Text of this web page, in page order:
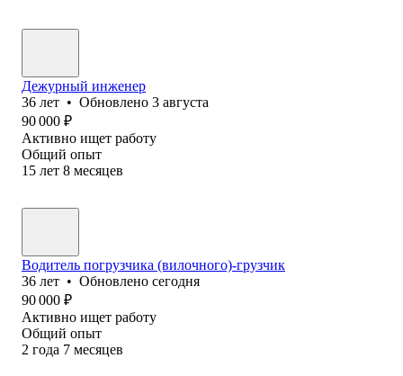
Дежурный инженер
36 лет • Обновлено 3 августа
90 000 ₽
Активно ищет работу
Общий опыт
15 лет 8 месяцев
Водитель погрузчика (вилочного)-грузчик
36 лет • Обновлено сегодня
90 000 ₽
Активно ищет работу
Общий опыт
2 года 7 месяцев